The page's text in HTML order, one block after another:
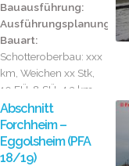
Bauausführung:
Ausführungsplanung:
Bauart:
Schotteroberbau: xxx
km, Weichen xx Stk,
10 EÜ, 8 SÜ, 4,3 km
Lärmschutzwä...
Abschnitt
Forchheim –
Eggolsheim (PFA
18/19)